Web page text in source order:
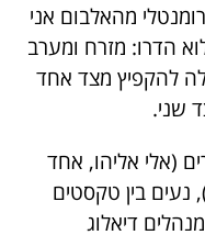
מהאלבום אני
הדרו: מזרח ומערב
להקפיץ מצד אחד
שני.
(אלי אליהו, אחד
נעים בין טקסטים
דיאלוג